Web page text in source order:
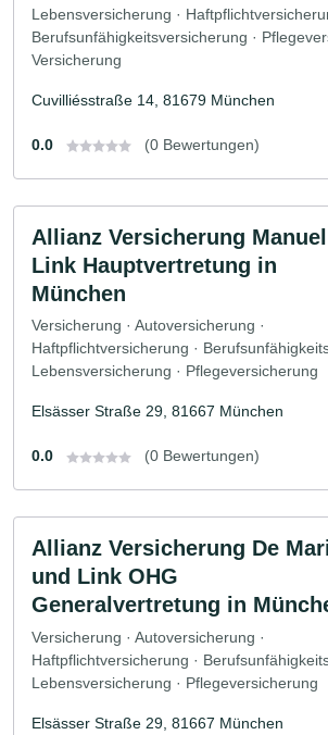
Lebensversicherung ·
Berufsunfähigkeitsversicherung ·
Versicherung
Cuvilliésstraße 14, 81679 München
0.0 (0 Bewertungen)
Allianz Versicherung Manuel
Link Hauptvertretung in
München
Versicherung · Autoversicherung ·
Haftpflichtversicherung ·
Lebensversicherung · Pflegeversicherung
Elsässer Straße 29, 81667 München
0.0 (0 Bewertungen)
Allianz Versicherung De
und Link OHG
Generalvertretung in
Versicherung · Autoversicherung ·
Haftpflichtversicherung ·
Lebensversicherung · Pflegeversicherung
Elsässer Straße 29, 81667 München